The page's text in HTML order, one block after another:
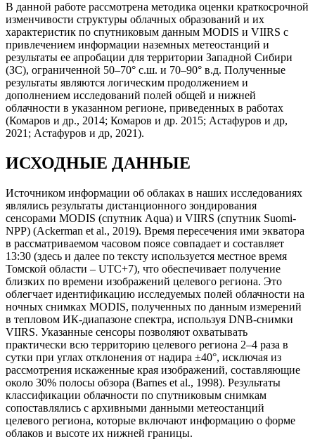
В данной работе рассмотрена методика оценки краткосрочной
изменчивости структуры облачных образований и их
характеристик по спутниковым данным MODIS и VIIRS с
привлечением информации наземных метеостанций и
результаты ее апробации для территории Западной Сибири
(ЗС), ограниченной 50–70° с.ш. и 70–90° в.д. Полученные
результаты являются логическим продолжением и
дополнением исследований полей общей и нижней
облачности в указанном регионе, приведенных в работах
(Комаров и др., 2014; Комаров и др. 2015; Астафуров и др,
2021; Астафуров и др, 2021).
ИСХОДНЫЕ ДАННЫЕ
Источником информации об облаках в наших исследованиях
являлись результаты дистанционного зондирования
сенсорами MODIS (спутник Aqua) и VIIRS (спутник Suomi-
NPP) (Ackerman et al., 2019). Время пересечения ими экватора
в рассматриваемом часовом поясе совпадает и составляет
13:30 (здесь и далее по тексту используется местное время
Томской области – UTC+7), что обеспечивает получение
близких по времени изображений целевого региона. Это
облегчает идентификацию исследуемых полей облачности на
ночных снимках MODIS, полученных по данным измерений
в тепловом ИК-диапазоне спектра, используя DNB-снимки
VIIRS. Указанные сенсоры позволяют охватывать
практически всю территорию целевого региона 2–4 раза в
сутки при углах отклонения от надира ±40°, исключая из
рассмотрения искаженные края изображений, составляющие
около 30% полосы обзора (Barnes et al., 1998). Результаты
классификации облачности по спутниковым снимкам
сопоставлялись с архивными данными метеостанций
целевого региона, которые включают информацию о форме
облаков и высоте их нижней границы.